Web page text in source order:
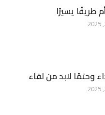
طريقًا يسيرًا
وحتمًا لابد من لقاء